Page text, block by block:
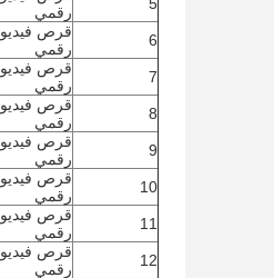
رقمي
6
قرص فيديو
رقمي
7
قرص فيديو
رقمي
8
قرص فيديو
رقمي
9
قرص فيديو
رقمي
10
قرص فيديو
رقمي
11
قرص فيديو
رقمي
12
قرص فيديو
رقمي